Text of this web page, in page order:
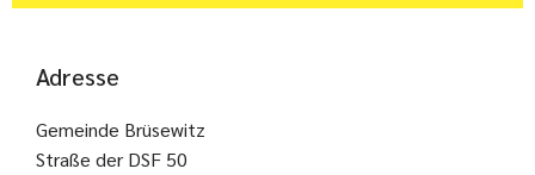
Adresse
Gemeinde Brüsewitz
Straße der DSF 50